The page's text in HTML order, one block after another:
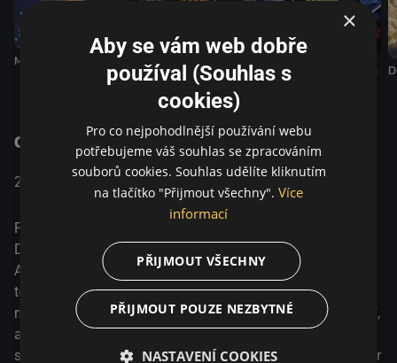
Mainstream Teorie všeho
Odlesk v mrtvém
O pořadu
2018
Komedie / Krimi / Drama / Mysteriózní /
Thriller
Po znamenitém meta-hororu Neutečeš se osobitý režisér
David Robert Mitchell vydal na halucinogenní výlet po Los
Angeles: jeho meandrující neo-noir Záhada Silver Lake se
točí kolem třiatřicetiletého Sama, který se po zmizení své
mysteriózní sousedky Sarah pouští do surreálného pátrání,
aby dekódoval tajemství, skandály a konspirace ukrývající
se v hlubinách Města andělů. Hypnotický a zábavný thriller
×
Aby se vám web dobře
používal (Souhlas s
cookies)
Pro co nejpohodlnější používání webu
potřebujeme váš souhlas se zpracováním
souborů cookies. Souhlas udělíte kliknutím
na tlačítko "Přijmout všechny". Více
informací
PŘIJMOUT VŠECHNY
PŘIJMOUT POUZE NEZBYTNÉ
NASTAVENÍ COOKIES